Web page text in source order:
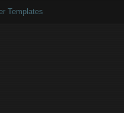
Templates